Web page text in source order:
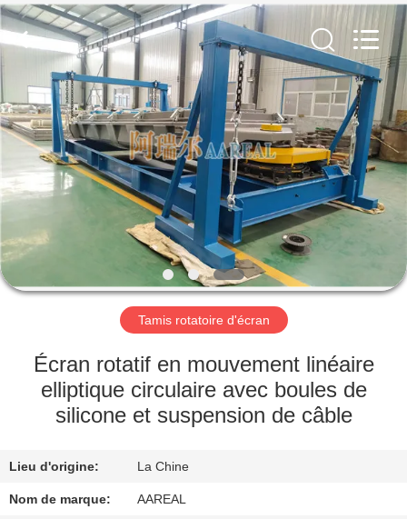
À
LA
MAISON
PRODUITS
À
PROPOS
NOUS
VISITE
L'USINE
2026
Xinxiang
AAREAL
Machine
Co.,Ltd.
Tamis rotatoire d'écran
Écran rotatif en mouvement linéaire
elliptique circulaire avec boules de
silicone et suspension de câble
Lieu d'origine: La Chine
Nom de marque: AAREAL